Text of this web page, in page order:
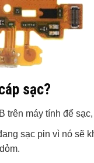
sạc?
trên máy tính để
sạc pin vì nó sẽ